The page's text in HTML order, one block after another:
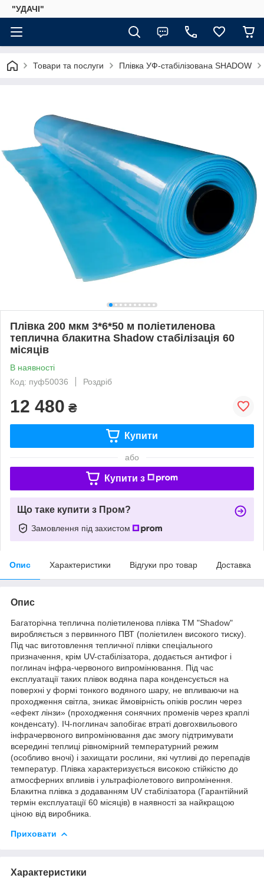
"УДАЧІ"
Товари та послуги Плівка УФ-стабілізована SHADOW
Плівка 200 мкм 3*6*50 м поліетиленова
теплична блакитна Shadow стабілізація 60
місяців
В наявності
Код: пуф50036
Роздріб
12 480 ₴
Купити
або
Купити з
Що таке купити з Пром?
Замовлення під захистом
Опис Характеристики Відгуки про товар Доставка
Опис
Багаторічна теплична поліетиленова плівка ТМ "Shadow"
виробляється з первинного ПВТ (поліетилен високого тиску).
Під час виготовлення тепличної плівки спеціального
призначення, крім UV-стабілізатора, додається антифог і
поглинач інфра-червоного випромінювання. Під час
експлуатації таких плівок водяна пара конденсується на
поверхні у формі тонкого водяного шару, не впливаючи на
проходження світла, зникає ймовірність опіків рослин через
«ефект лінзи» (проходження сонячних променів через краплі
конденсату). ІЧ-поглинач запобігає втраті довгохвильового
інфрачервоного випромінювання дає змогу підтримувати
всередині теплиці рівномірний температурний режим
(особливо вночі) і захищати рослини, які чутливі до перепадів
температур. Плівка характеризується високою стійкістю до
атмосферних впливів і ультрафіолетового випромінення.
Блакитна плівка з додаванням UV стабілізатора (Гарантійний
термін експлуатації 60 місяців) в наявності за найкращою
ціною від виробника.
Приховати
Характеристики